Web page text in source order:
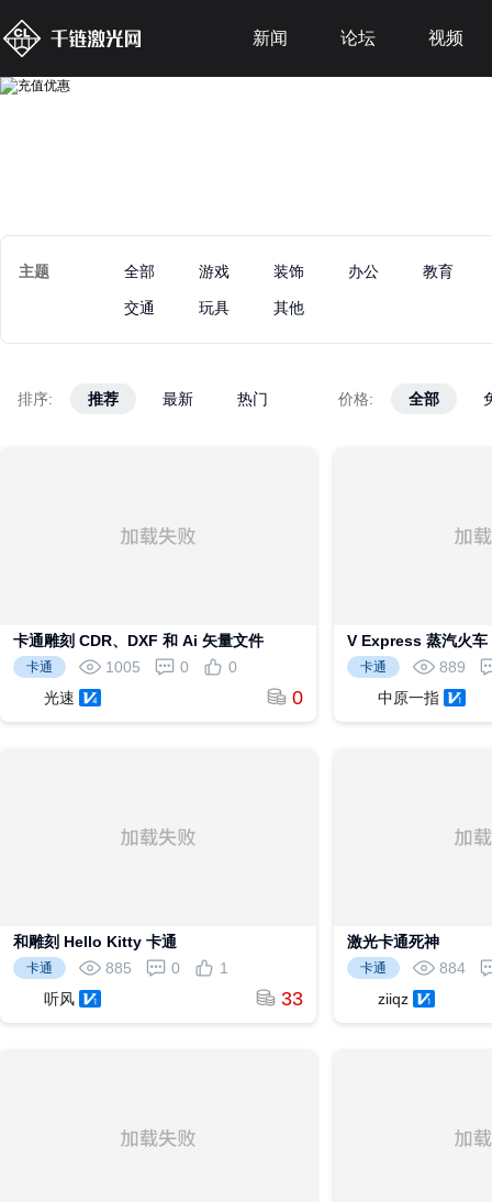
新闻 论坛 视频
主题 全部 游戏 装饰 办公 教育
交通 玩具 其他
排序: 推荐
推荐 最新
最新 热门
热门 价格: 全部
全部
卡通雕刻 CDR、DXF 和 Ai 矢量文件
卡通 1005 0
0
光速
0
V Express 蒸汽火车
量文件
卡通
889
中原一指
和雕刻 Hello Kitty 卡通
卡通 885 0
1
听风
33
激光卡通死神
卡通
884
ziiqz